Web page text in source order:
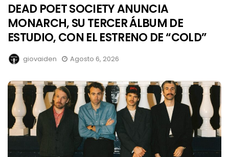
DEAD POET SOCIETY ANUNCIA
MONARCH, SU TERCER ÁLBUM DE
ESTUDIO, CON EL ESTRENO DE “COLD”
giovaiden Agosto 6, 2026